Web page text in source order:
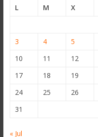
L
M X
3
4 5
10
11 12
17
18 19
24
25 26
31
« Jul